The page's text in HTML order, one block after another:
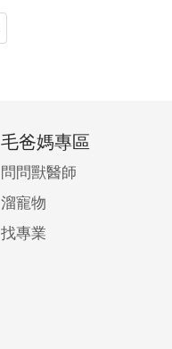
毛爸媽專區
問問獸醫師
溜寵物
找專業